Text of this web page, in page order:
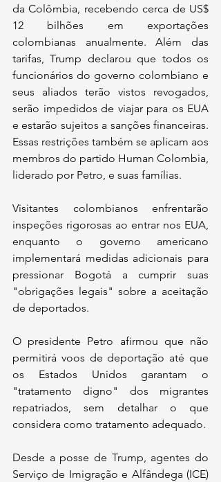
da Colômbia, recebendo cerca de US$
12 bilhões em exportações
colombianas anualmente. Além das
tarifas, Trump declarou que todos os
funcionários do governo colombiano e
seus aliados terão vistos revogados,
serão impedidos de viajar para os EUA
e estarão sujeitos a sanções financeiras.
Essas restrições também se aplicam aos
membros do partido Human Colombia,
liderado por Petro, e suas famílias.
Visitantes colombianos enfrentarão
inspeções rigorosas ao entrar nos EUA,
enquanto o governo americano
implementará medidas adicionais para
pressionar Bogotá a cumprir suas
"obrigações legais" sobre a aceitação
de deportados.
O presidente Petro afirmou que não
permitirá voos de deportação até que
os Estados Unidos garantam o
"tratamento digno" dos migrantes
repatriados, sem detalhar o que
considera como tratamento adequado.
Desde a posse de Trump, agentes do
Serviço de Imigração e Alfândega (ICE)